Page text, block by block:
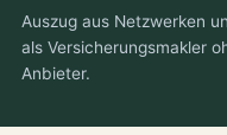
Auszug aus Netzwerken
als Versicherungsmakler
Anbieter.